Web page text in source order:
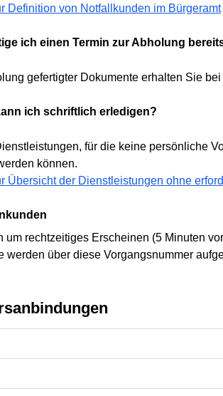
Definition von Notfallkunden im Bürgeramt
ich einen Termin zur Abholung
gefertigter Dokumente erhalten Sie
ich schriftlich erledigen?
für die keine persönliche
können.
Übersicht der Dienstleistungen ohne
um rechtzeitiges Erscheinen (5 Minuten
werden über diese Vorgangsnummer